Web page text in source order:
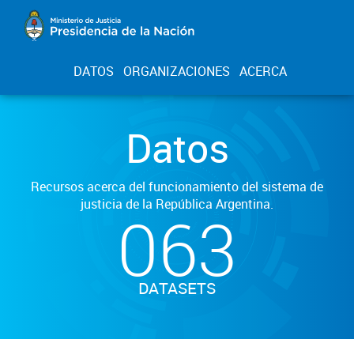
DATOS ORGANIZACIONES ACERCA
Datos
Recursos acerca del funcionamiento del sistema de
justicia de la República Argentina.
063
DATASETS